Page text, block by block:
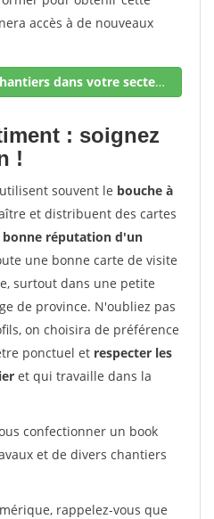
accès à de nouveaux
Trouver de nouveaux chantiers dans votre secteur !
: soignez
!
souvent le bouche à
et distribuent des cartes
bonne réputation d'un
une bonne carte de visite
surtout dans une petite
de province. N'oubliez pas
on choisira de préférence
ponctuel et respecter les
et qui travaille dans la
confectionner un book
et de divers chantiers
rappelez-vous que